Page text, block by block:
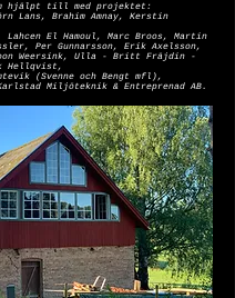
hjälpt till med projektet:
Lans, Brahim Amnay, Kerstin
El Hamoul, Marc Broos, Martin
Per Gunnarsson, Erik Axelsson,
Weersink, Ulla - Britt Fräjdin -
Hellqvist,
(Svenne och Bengt mfl),
Miljöteknik & Entreprenad AB.